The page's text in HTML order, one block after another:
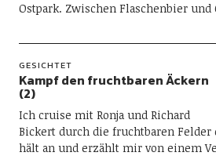
Ostpark. Zwischen Flaschenbier
GESICHTET
Kampf den fruchtbaren Äckern
(2)
Ich cruise mit Ronja und Richard
Bickert durch die fruchtbaren
hält an und erzählt mir von einem